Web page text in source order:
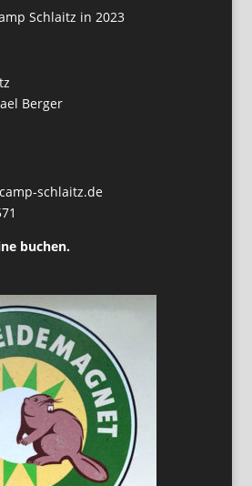
Schlaitz in 2023
Berger
schlaitz.de
buchen.